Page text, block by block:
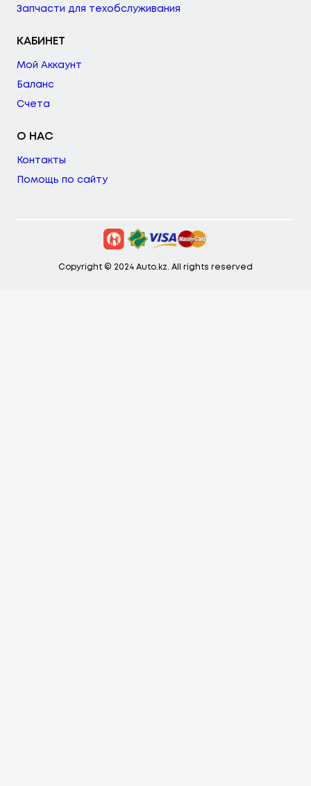
Запчасти для техобслуживания
КАБИНЕТ
Мой Аккаунт
Баланс
Счета
О НАС
Контакты
Помощь по сайту
Copyright © 2024 Auto.kz. All rights reserved